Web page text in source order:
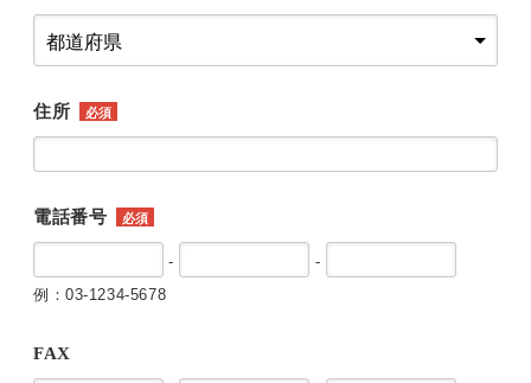
住所 必須
電話番号 必須
-
-
例：03-1234-5678
FAX